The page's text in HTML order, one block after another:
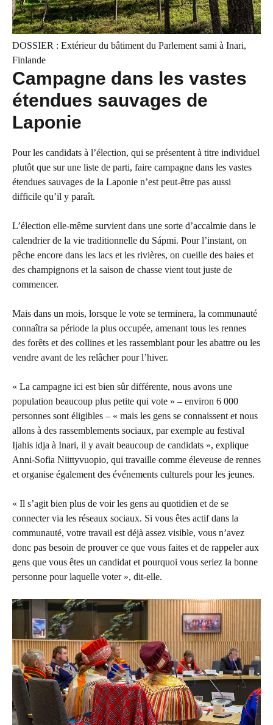
DOSSIER : Extérieur du bâtiment du Parlement sami à Inari,
Finlande
Campagne dans les vastes
étendues sauvages de
Laponie
Pour les candidats à l’élection, qui se présentent à titre individuel
plutôt que sur une liste de parti, faire campagne dans les vastes
étendues sauvages de la Laponie n’est peut-être pas aussi
difficile qu’il y paraît.
L’élection elle-même survient dans une sorte d’accalmie dans le
calendrier de la vie traditionnelle du Sápmi. Pour l’instant, on
pêche encore dans les lacs et les rivières, on cueille des baies et
des champignons et la saison de chasse vient tout juste de
commencer.
Mais dans un mois, lorsque le vote se terminera, la communauté
connaîtra sa période la plus occupée, amenant tous les rennes
des forêts et des collines et les rassemblant pour les abattre ou les
vendre avant de les relâcher pour l’hiver.
« La campagne ici est bien sûr différente, nous avons une
population beaucoup plus petite qui vote » – environ 6 000
personnes sont éligibles – « mais les gens se connaissent et nous
allons à des rassemblements sociaux, par exemple au festival
Ijahis idja à Inari, il y avait beaucoup de candidats », explique
Anni-Sofia Niittyvuopio, qui travaille comme éleveuse de rennes
et organise également des événements culturels pour les jeunes.
« Il s’agit bien plus de voir les gens au quotidien et de se
connecter via les réseaux sociaux. Si vous êtes actif dans la
communauté, votre travail est déjà assez visible, vous n’avez
donc pas besoin de prouver ce que vous faites et de rappeler aux
gens que vous êtes un candidat et pourquoi vous seriez la bonne
personne pour laquelle voter », dit-elle.